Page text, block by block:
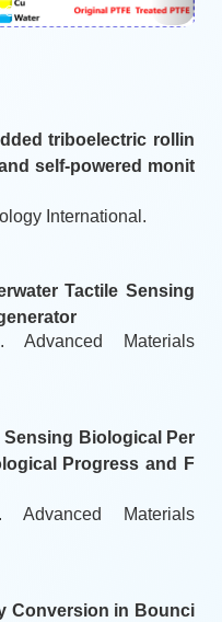
triboelectric rollin
self-powered monit
International.
Tactile Sensing
Materials
Biological Per
Progress and F
Materials
Conversion in Bounci